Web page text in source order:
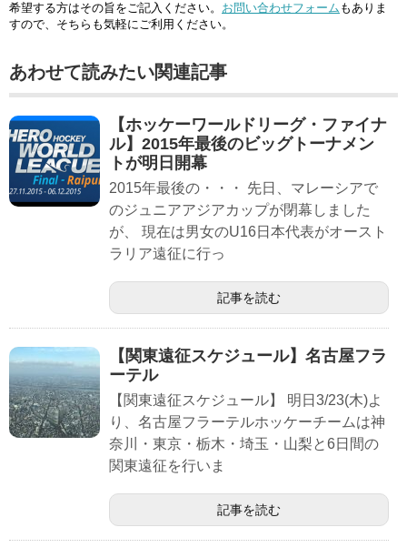
希望する方はその旨をご記入ください。 お問い合わせフォーム もありま
すので、そちらも気軽にご利用ください。
あわせて読みたい関連記事
【ホッケーワールドリーグ・ファイナ
ル】2015年最後のビッグトーナメン
トが明日開幕
2015年最後の・・・ 先日、マレーシアで
のジュニアアジアカップが閉幕しました
が、 現在は男女のU16日本代表がオースト
ラリア遠征に行っ
記事を読む
【関東遠征スケジュール】名古屋フラ
ーテル
【関東遠征スケジュール】 明日3/23(木)よ
り、名古屋フラーテルホッケーチームは神
奈川・東京・栃木・埼玉・山梨と6日間の
関東遠征を行いま
記事を読む